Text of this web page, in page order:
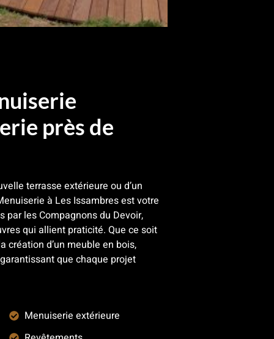
près de
terrasse extérieure ou d’un
à Les Issambres est votre
par les Compagnons du Devoir,
qui allient praticité. Que ce soit
création d’un meuble en bois,
que chaque projet
Menuiserie extérieure